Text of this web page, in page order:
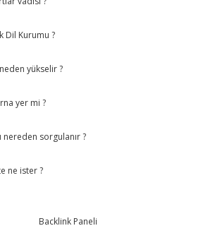
Dil Kurumu ?
yükselir ?
yer mi ?
nereden sorgulanır ?
ne ister ?